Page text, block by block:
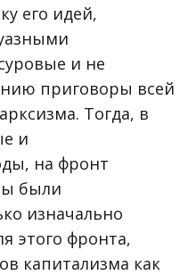
его идей,
и не
приговоры всей
Тогда, в
и
на фронт
были
изначально
этого фронта,
капитализма как